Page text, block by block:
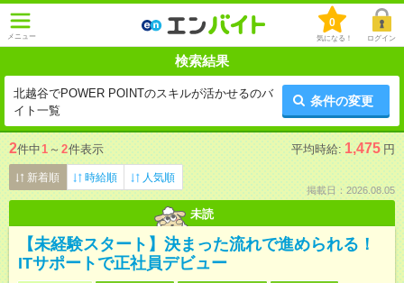
メニュー
0
気になる！ ログイン
検索結果
北越谷でPOWER POINTのスキルが活かせるのバ
イト一覧
条件の変更
2件中1 ～ 2件表示 平均時給: 1,475 円
新着順 時給順 人気順
掲載日：2026.08.05
未読
【未経験スタート】決まった流れで進められる！
ITサポートで正社員デビュー